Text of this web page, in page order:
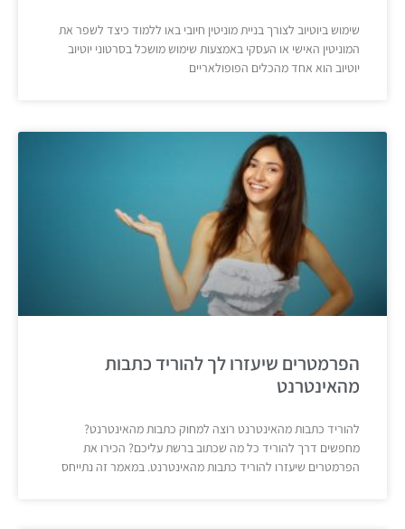
שימוש ביוטיוב לצורך בניית מוניטין חיובי באו ללמוד כיצד לשפר את
המוניטין האישי או העסקי באמצעות שימוש מושכל בסרטוני יוטיוב
יוטיוב הוא אחד מהכלים הפופולאריים
הפרמטרים שיעזרו לך להוריד כתבות
מהאינטרנט
להוריד כתבות מהאינטרנט רוצה למחוק כתבות מהאינטרנט?
מחפשים דרך להוריד כל מה שכתוב ברשת עליכם? הכירו את
הפרמטרים שיעזרו להוריד כתבות מהאינטרנט. במאמר זה נתייחס